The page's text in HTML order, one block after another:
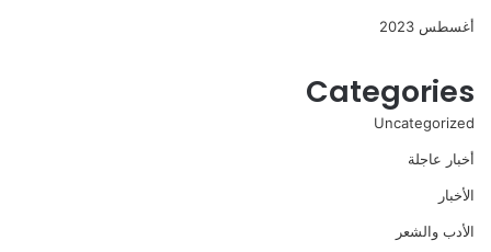
أغسطس 2023
Categories
Uncategorized
أخبار عاجلة
الأخبار
الأدب والشعر